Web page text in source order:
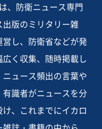
、防衛ニュース専門
版のミリタリー雑
し、防衛省などが発
く収集、随時掲載し
ュース頻出の言葉や
識者がニュースを分
、これまでにイカロ